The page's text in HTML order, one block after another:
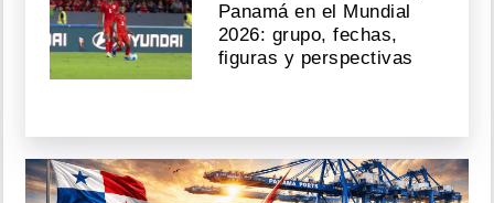
Panamá en el Mundial
2026: grupo, fechas,
figuras y perspectivas